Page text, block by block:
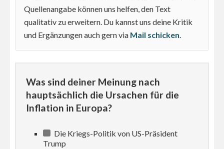
Quellenangabe können uns helfen, den Text
qualitativ zu erweitern. Du kannst uns deine Kritik
und Ergänzungen auch gern via Mail schicken
Was sind deiner Meinung nach
hauptsächlich die Ursachen für die
Inflation in Europa?
Die Kriegs-Politik von US-Präsident
Trump